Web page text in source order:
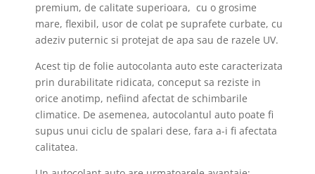
premium, de calitate superioara, cu o grosime
mare, flexibil, usor de colat pe suprafete curbate, cu
adeziv puternic si protejat de apa sau de razele UV.
Acest tip de folie autocolanta auto este caracterizata
prin durabilitate ridicata, conceput sa reziste in
orice anotimp, nefiind afectat de schimbarile
climatice. De asemenea, autocolantul auto poate fi
supus unui ciclu de spalari dese, fara a-i fi afectata
calitatea.